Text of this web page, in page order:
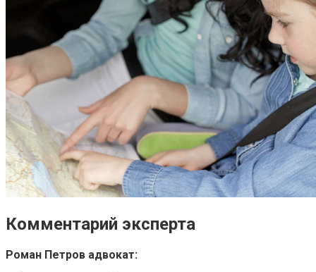
Комментарий эксперта
Роман Петров адвокат: